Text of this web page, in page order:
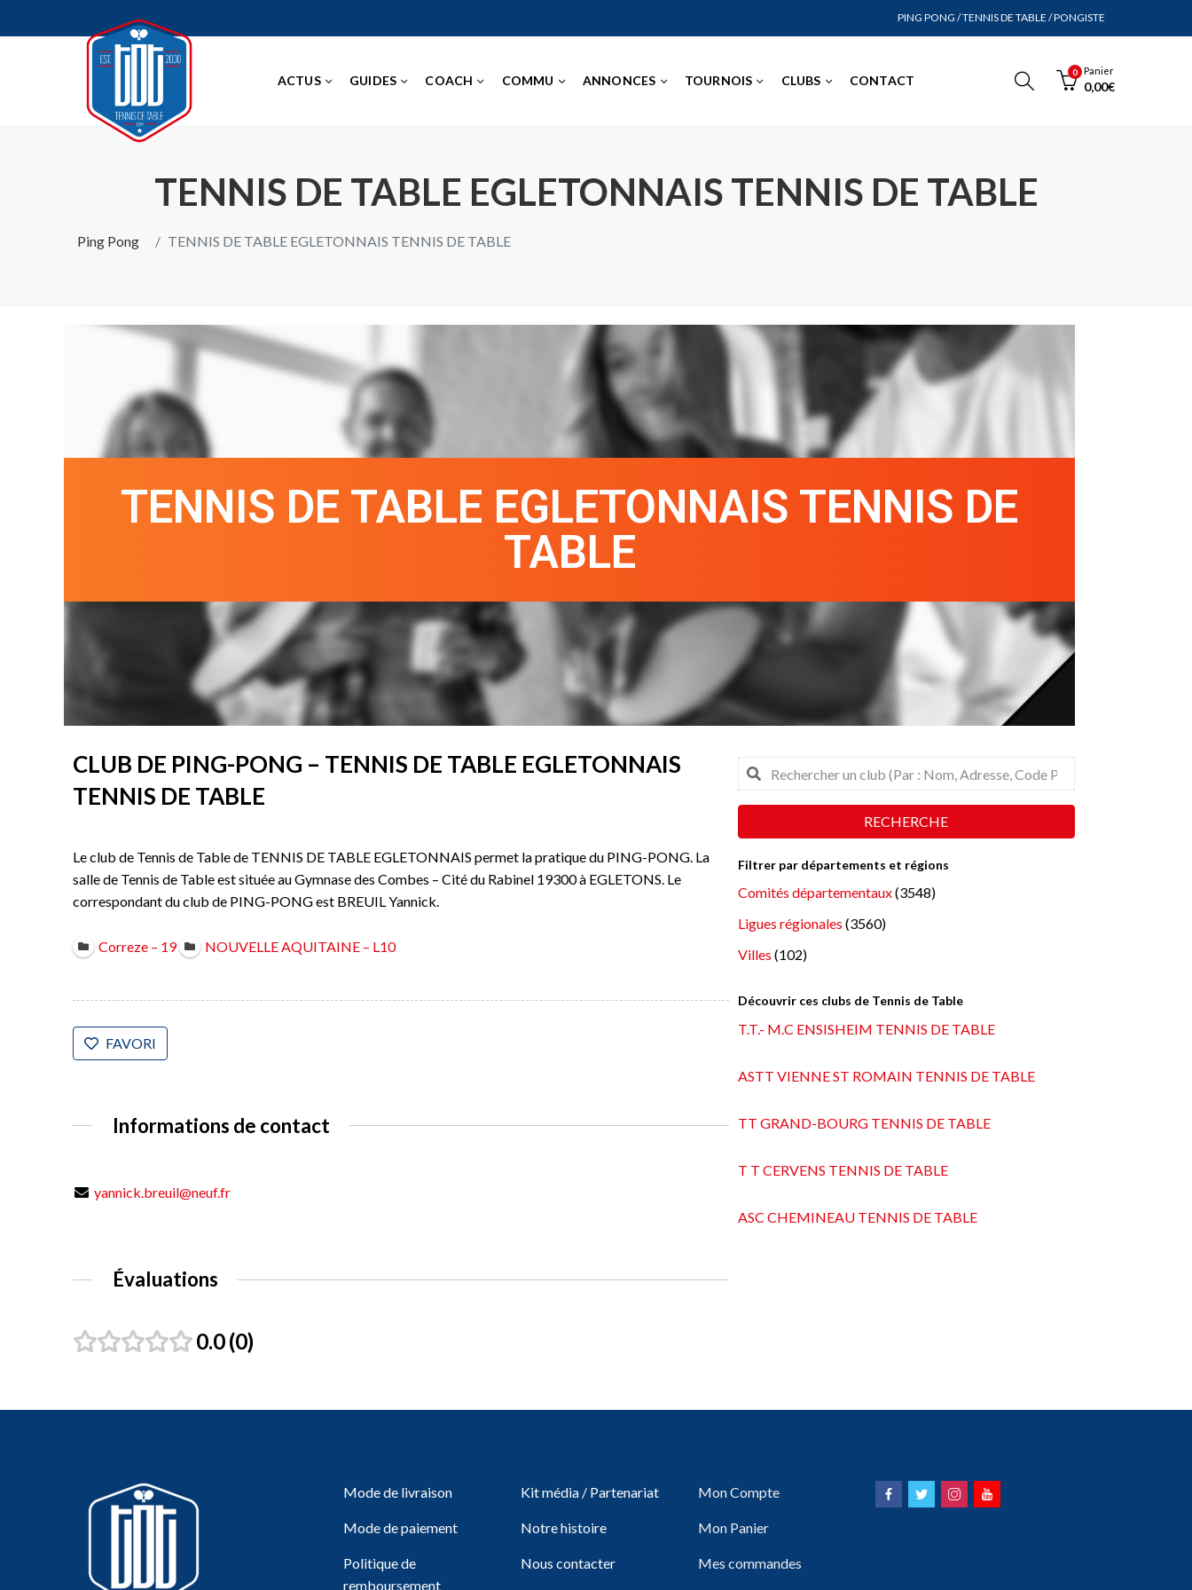
PING PONG / TENNIS DE TABLE / PONGISTE
ACTUS GUIDES COACH COMMU ANNONCES TOURNOIS CLUBS CONTACT
0 Panier
0,00€
TENNIS DE TABLE EGLETONNAIS TENNIS DE TABLE
Ping Pong TENNIS DE TABLE EGLETONNAIS TENNIS DE TABLE
TENNIS DE TABLE EGLETONNAIS TENNIS DE
TABLE
CLUB DE PING-PONG – TENNIS DE TABLE EGLETONNAIS
TENNIS DE TABLE
Le club de Tennis de Table de TENNIS DE TABLE EGLETONNAIS permet la pratique du PING-PONG. La
salle de Tennis de Table est située au Gymnase des Combes – Cité du Rabinel 19300 à EGLETONS. Le
correspondant du club de PING-PONG est BREUIL Yannick.
Correze – 19 NOUVELLE AQUITAINE – L10
FAVORI
Informations de contact
yannick.breuil@neuf.fr
Évaluations
0.0 0
RECHERCHE
Filtrer par départements et régions
Comités départementaux(3548)
Ligues régionales (3560)
Villes (102)
Découvrir ces clubs de Tennis de Table
T.T.- M.C ENSISHEIM TENNIS DE TABLE
ASTT VIENNE ST ROMAIN TENNIS DE TABLE
TT GRAND-BOURG TENNIS DE TABLE
T T CERVENS TENNIS DE TABLE
ASC CHEMINEAU TENNIS DE TABLE
Mode de livraison
Mode de paiement
Politique de
remboursement
Kit média / Partenariat
Notre histoire
Nous contacter
Mon Compte
Mon Panier
Mes commandes